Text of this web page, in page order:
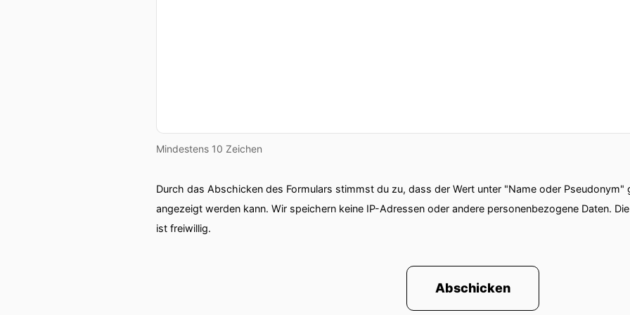
00:01:09: Aber ihr hattet mich ja gebeten, mal vorbeizukommen
00:01:14: Ich hab's schon angeteasert.
00:01:16: Henri-Hotels unterscheidet sich so ein Stück weit von anderen Hotels.
00:01:20: Und vielleicht willst du uns einfach mal einen kurzen Überblick
00:01:23: was Henri so besonders macht, beziehungsweise wie das Henri-
Mindestens 10 Zeichen
Durch das Abschicken des Formulars stimmst du zu, dass der Wert unter "Name oder
angezeigt werden kann. Wir speichern keine IP-Adressen oder andere personenbezogene Daten.
ist freiwillig.
Abschicken